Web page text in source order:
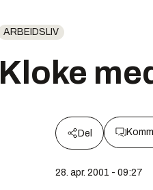
ARBEIDSLIV
Kloke
Del
28. apr. 2001 - 09:27